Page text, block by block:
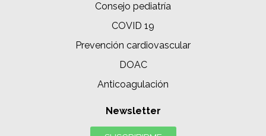
Consejo pediatría
COVID 19
Prevención cardiovascular
DOAC
Anticoagulación
Newsletter